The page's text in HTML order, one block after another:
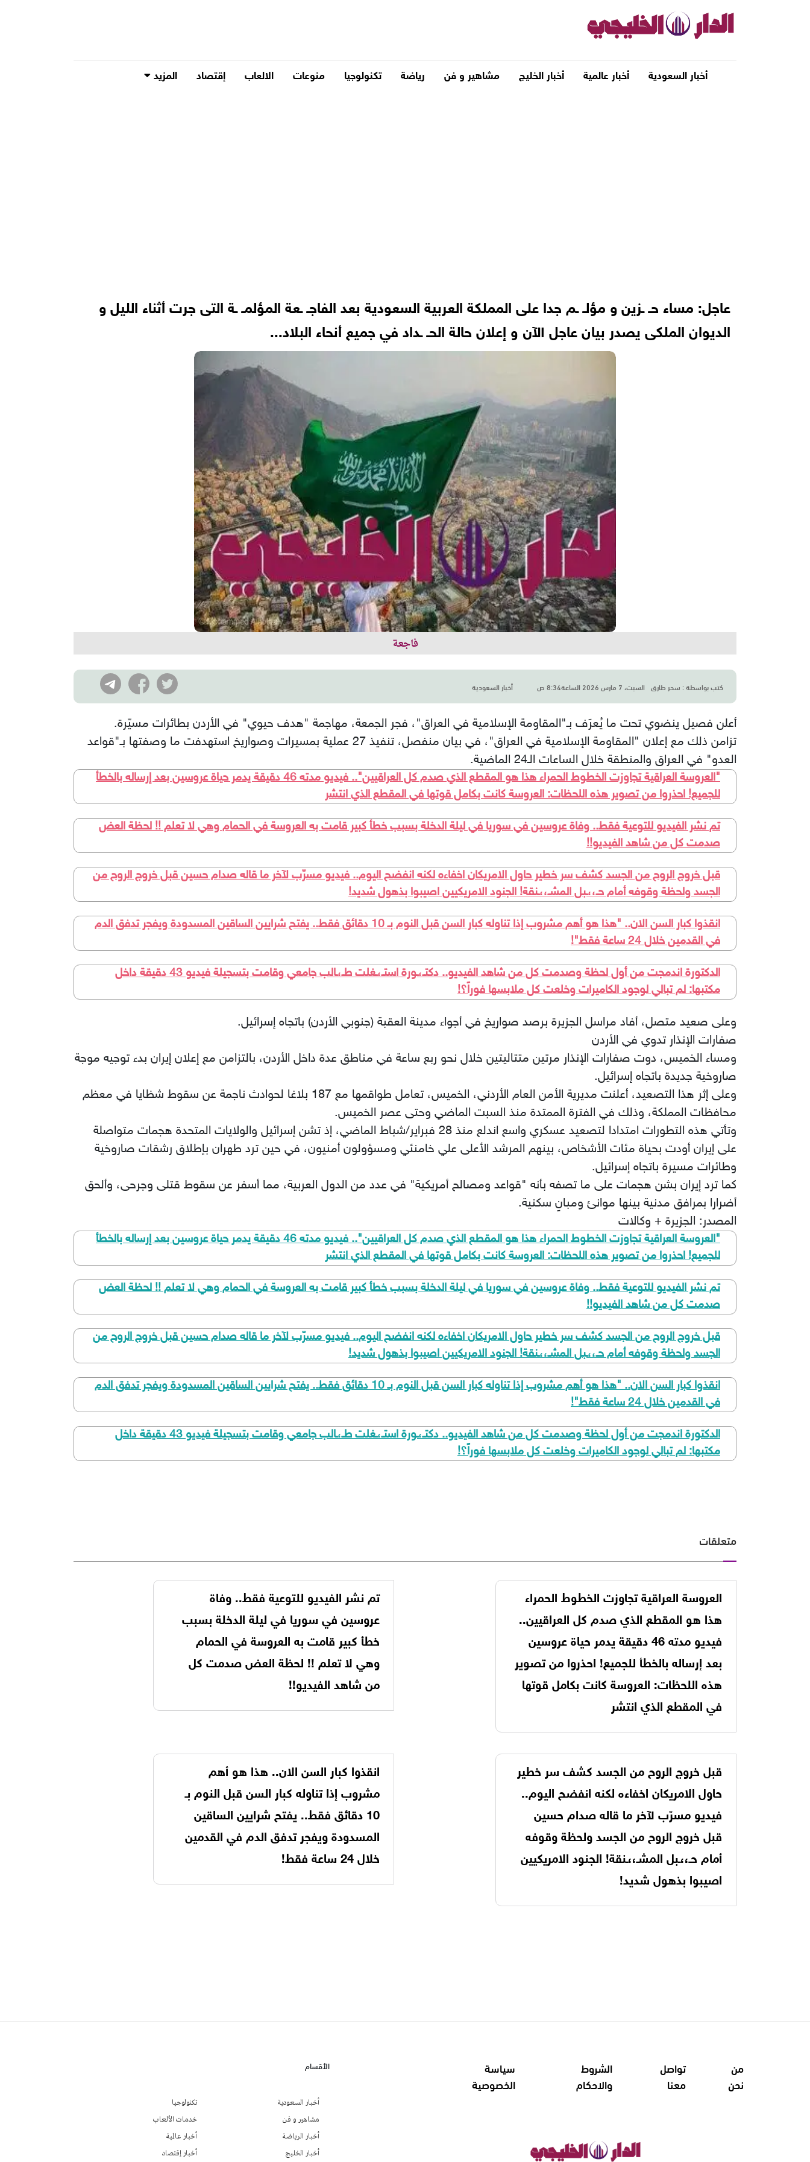
أخبار السعودية أخبار عالمية أخبار الخليج مشاهير و فن رياضة تكنولوجيا منوعات الالعاب إقتصاد المزيد
عاجل: مساء حـ ـزين و مؤلـ ـم جدا على المملكة العربية السعودية بعد الفاجـ ـعة المؤلمـ ـة التى جرت أثناء الليل و
الديوان الملكى يصدر بيان عاجل الآن و إعلان حالة الحـ ـداد في جميع أنحاء البلاد...
فاجعة
كتب بواسطة : سحر طارق السبت، 7 مارس 2026 الساعة8:34 ص أخبار السعودية
أعلن فصيل ينضوي تحت ما يُعرَف بـ"المقاومة الإسلامية في العراق"، فجر الجمعة، مهاجمة "هدف حيوي" في الأردن بطائرات مسيّرة.
تزامن ذلك مع إعلان "المقاومة الإسلامية في العراق"، في بيان منفصل، تنفيذ 27 عملية بمسيرات وصواريخ استهدفت ما وصفتها بـ"قواعد
العدو" في العراق والمنطقة خلال الساعات الـ24 الماضية.
​"العروسة العراقية تجاوزت الخطوط الحمراء هذا هو المقطع الذي صدم كل العراقيين".. فيديو مدته 46 دقيقة يدمر حياة عروسين بعد إرساله بالخطأ
للجميع! احذروا من تصوير هذه اللحظات: العروسة كانت بكامل قوتها في المقطع الذي انتشر
تم نشر الفيديو للتوعية فقط.. وفاة عروسين في سوريا في ليلة الدخلة بسبب خطأ كبير قامت به العروسة في الحمام وهي لا تعلم !! لحظة العض
صدمت كل من شاهد الفيديو!!
قبل خروج الروح من الجسد كشف سر خطير حاول الامريكان اخفاءه لكنه انفضح اليوم.. فيديو مسرّب لآخر ما قاله صدام حسين قبل خروج الروح من
الجسد ولحظة وقوفه أمام حـ،،ـبل المشـ،،ـنقة! الجنود الامريكيين اصيبوا بذهول شديد!
انقذوا كبار السن الان.. "هذا هو أهم مشروب إذا تناوله كبار السن قبل النوم بـ 10 دقائق فقط.. يفتح شرايين الساقين المسدودة ويفجر تدفق الدم
في القدمين خلال 24 ساعة فقط"!
الدكتورة اندمجت من أول لحظة وصدمت كل من شاهد الفيديو.. دكتـ،ـورة استـ،ـغلت طـ،ـالب جامعي وقامت بتسجيلة فيديو 43 دقيقة داخل
مكتبها: لم تبالي لوجود الكاميرات وخلعت كل ملابسها فوراً؟!
وعلى صعيد متصل، أفاد مراسل الجزيرة برصد صواريخ في أجواء مدينة العقبة (جنوبي الأردن) باتجاه إسرائيل.
صفارات الإنذار تدوي في الأردن
ومساء الخميس، دوت صفارات الإنذار مرتين متتاليتين خلال نحو ربع ساعة في مناطق عدة داخل الأردن، بالتزامن مع إعلان إيران بدء توجيه موجة
صاروخية جديدة باتجاه إسرائيل.
وعلى إثر هذا التصعيد، أعلنت مديرية الأمن العام الأردني، الخميس، تعامل طواقمها مع 187 بلاغا لحوادث ناجمة عن سقوط شظايا في معظم
محافظات المملكة، وذلك في الفترة الممتدة منذ السبت الماضي وحتى عصر الخميس.
وتأتي هذه التطورات امتدادا لتصعيد عسكري واسع اندلع منذ 28 فبراير/شباط الماضي، إذ تشن إسرائيل والولايات المتحدة هجمات متواصلة
على إيران أودت بحياة مئات الأشخاص، بينهم المرشد الأعلى علي خامنئي ومسؤولون أمنيون، في حين ترد طهران بإطلاق رشقات صاروخية
وطائرات مسيرة باتجاه إسرائيل.
كما ترد إيران بشن هجمات على ما تصفه بأنه "قواعد ومصالح أمريكية" في عدد من الدول العربية، مما أسفر عن سقوط قتلى وجرحى، وألحق
أضرارا بمرافق مدنية بينها موانئ ومبانٍ سكنية.
المصدر: الجزيرة + وكالات
​"العروسة العراقية تجاوزت الخطوط الحمراء هذا هو المقطع الذي صدم كل العراقيين".. فيديو مدته 46 دقيقة يدمر حياة عروسين بعد إرساله بالخطأ
للجميع! احذروا من تصوير هذه اللحظات: العروسة كانت بكامل قوتها في المقطع الذي انتشر
تم نشر الفيديو للتوعية فقط.. وفاة عروسين في سوريا في ليلة الدخلة بسبب خطأ كبير قامت به العروسة في الحمام وهي لا تعلم !! لحظة العض
صدمت كل من شاهد الفيديو!!
قبل خروج الروح من الجسد كشف سر خطير حاول الامريكان اخفاءه لكنه انفضح اليوم.. فيديو مسرّب لآخر ما قاله صدام حسين قبل خروج الروح من
الجسد ولحظة وقوفه أمام حـ،،ـبل المشـ،،ـنقة! الجنود الامريكيين اصيبوا بذهول شديد!
انقذوا كبار السن الان.. "هذا هو أهم مشروب إذا تناوله كبار السن قبل النوم بـ 10 دقائق فقط.. يفتح شرايين الساقين المسدودة ويفجر تدفق الدم
في القدمين خلال 24 ساعة فقط"!
الدكتورة اندمجت من أول لحظة وصدمت كل من شاهد الفيديو.. دكتـ،ـورة استـ،ـغلت طـ،ـالب جامعي وقامت بتسجيلة فيديو 43 دقيقة داخل
مكتبها: لم تبالي لوجود الكاميرات وخلعت كل ملابسها فوراً؟!
متعلقات
​العروسة العراقية تجاوزت الخطوط الحمراء
هذا هو المقطع الذي صدم كل العراقيين..
فيديو مدته 46 دقيقة يدمر حياة عروسين
بعد إرساله بالخطأ للجميع! احذروا من تصوير
هذه اللحظات: العروسة كانت بكامل قوتها
في المقطع الذي انتشر
تم نشر الفيديو للتوعية فقط.. وفاة
عروسين في سوريا في ليلة الدخلة بسبب
خطأ كبير قامت به العروسة في الحمام
وهي لا تعلم !! لحظة العض صدمت كل
من شاهد الفيديو!!
قبل خروج الروح من الجسد كشف سر خطير
حاول الامريكان اخفاءه لكنه انفضح اليوم..
فيديو مسرّب لآخر ما قاله صدام حسين
قبل خروج الروح من الجسد ولحظة وقوفه
أمام حـ،،ـبل المشـ،،ـنقة! الجنود الامريكيين
اصيبوا بذهول شديد!
انقذوا كبار السن الان.. هذا هو أهم
مشروب إذا تناوله كبار السن قبل النوم بـ
10 دقائق فقط.. يفتح شرايين الساقين
المسدودة ويفجر تدفق الدم في القدمين
خلال 24 ساعة فقط!
من
نحن
تواصل
معنا
الشروط
والاحكام
سياسة
الخصوصية
الأقسام
أخبار السعودية
مشاهير و فن
أخبار الرياضة
أخبار الخليج
تكنولوجيا
خدمات الألعاب
أخبار عالمية
أخبار إقتصاد